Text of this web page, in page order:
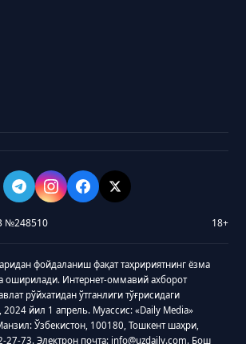
№248510 18+
фойдаланиш фақат таҳририятнинг ёзма
оширилади. Интернет-оммавий ахборот
рўйхатидан ўтганлиги тўғрисидаги
йил 1 апрель. Муассис: «Daily Media»
Ўзбекистон, 100180, Тошкент шаҳри,
27-73. Электрон почта: info@uzdaily.com. Бош